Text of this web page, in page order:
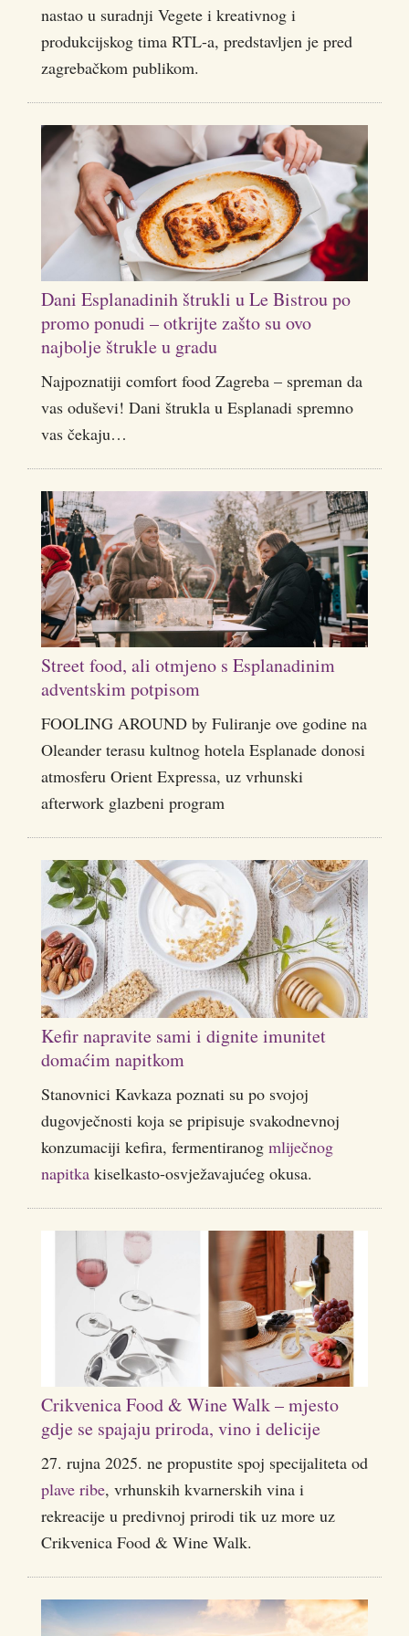
nastao u suradnji Vegete i kreativnog i
produkcijskog tima RTL-a, predstavljen je pred
zagrebačkom publikom.
Dani Esplanadinih štrukli u Le Bistrou po
promo ponudi – otkrijte zašto su ovo
najbolje štrukle u gradu
Najpoznatiji comfort food Zagreba – spreman da
vas oduševi! Dani štrukla u Esplanadi spremno
vas čekaju…
Street food, ali otmjeno s Esplanadinim
adventskim potpisom
FOOLING AROUND by Fuliranje ove godine na
Oleander terasu kultnog hotela Esplanade donosi
atmosferu Orient Expressa, uz vrhunski
afterwork glazbeni program
Kefir napravite sami i dignite imunitet
domaćim napitkom
Stanovnici Kavkaza poznati su po svojoj
dugovječnosti koja se pripisuje svakodnevnoj
konzumaciji kefira, fermentiranog mliječnog
napitka kiselkasto-osvježavajućeg okusa.
Crikvenica Food & Wine Walk – mjesto
gdje se spajaju priroda, vino i delicije
27. rujna 2025. ne propustite spoj specijaliteta od
plave ribe, vrhunskih kvarnerskih vina i
rekreacije u predivnoj prirodi tik uz more uz
Crikvenica Food & Wine Walk.